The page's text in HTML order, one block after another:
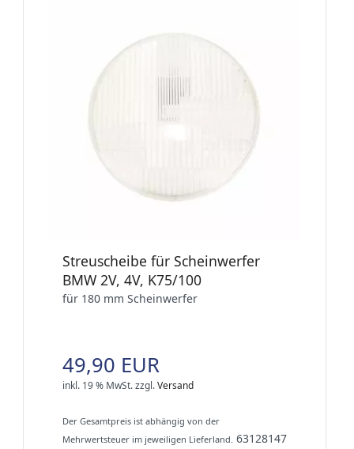
Streuscheibe für Scheinwerfer
BMW 2V, 4V, K75/100
für 180 mm Scheinwerfer
49,90 EUR
inkl. 19 % MwSt.zzgl.Versand
Der Gesamtpreis ist abhängig von der
Mehrwertsteuer im jeweiligen Lieferland. 63128147